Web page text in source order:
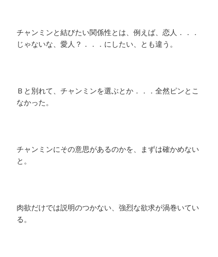
チャンミンと結びたい関係性とは、例えば、恋人．．．
じゃないな、愛人？．．．にしたい、とも違う。
Ｂと別れて、チャンミンを選ぶとか．．．全然ピンとこ
なかった。
チャンミンにその意思があるのかを、まずは確かめない
と。
肉欲だけでは説明のつかない、強烈な欲求が渦巻いてい
る。